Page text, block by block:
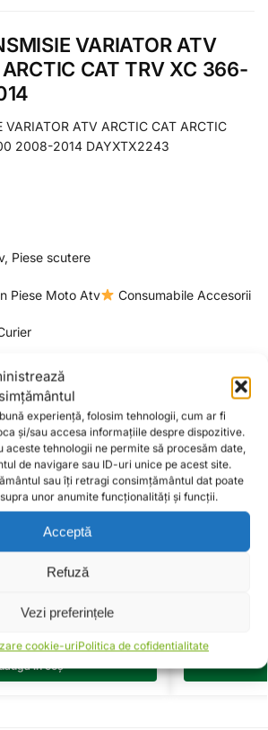
experiență, folosim tehnologii, cum ar fi
și/sau accesa informațiile despre dispozitive.
aceste tehnologii ne permite să procesăm date,
de navigare sau ID-uri unice pe acest site.
sau îți retragi consimțământul dat poate
unor anumite funcționalități și funcții.
Acceptă
Refuză
Vezi preferințele
cookie-uriPolitica de cofidentialitate
VARIATOR ATV
CAT TRV XC 366-
VARIATOR ATV ARCTIC CAT ARCTIC
2008-2014 DAYXTX2243
Piese scutere
Piese Moto Atv Consumabile Accesorii
prin Stripe,Ramburs la Livrare sau
Produs: DAYXTX2243
Curea Transmisie ,MOTO
, DAYXTX2243,transmisie
HFA2705
în coș